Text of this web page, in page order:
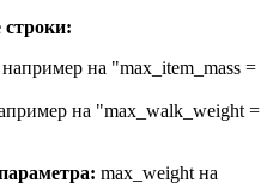
на "max_item_mass =
на "max_walk_weight =
max_weight на